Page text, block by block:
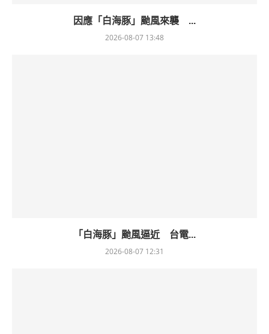
因應「白海豚」颱風來襲 ...
2026-08-07 13:48
「白海豚」颱風逼近 台電...
2026-08-07 12:31